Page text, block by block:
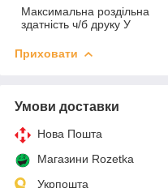
Максимальна роздільна
здатність ч/б друку У
Приховати
Умови доставки
Нова Пошта
Магазини Rozetka
Укрпошта